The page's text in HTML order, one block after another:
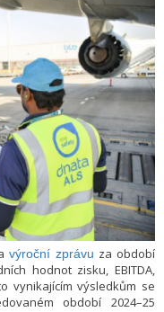
výroční zprávu za období
hodnot zisku, EBITDA,
vynikajícím výsledkům se
období 2024–25